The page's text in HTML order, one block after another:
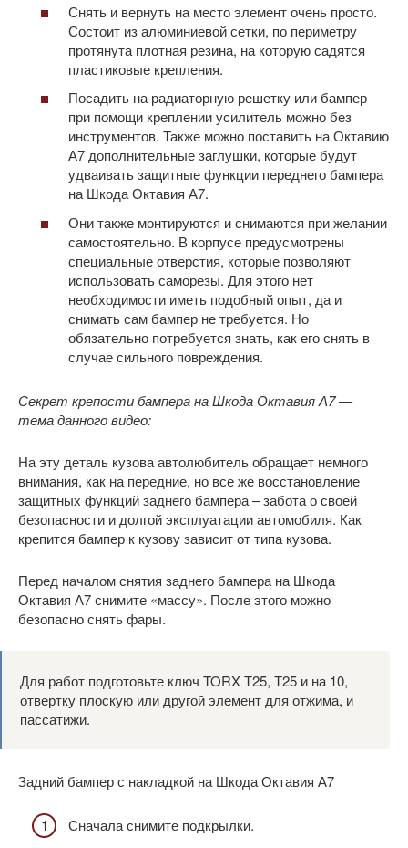
Снять и вернуть на место элемент очень просто.
Состоит из алюминиевой сетки, по периметру
протянута плотная резина, на которую садятся
пластиковые крепления.
Посадить на радиаторную решетку или бампер
при помощи креплении усилитель можно без
инструментов. Также можно поставить на Октавию
А7 дополнительные заглушки, которые будут
удваивать защитные функции переднего бампера
на Шкода Октавия А7.
Они также монтируются и снимаются при желании
самостоятельно. В корпусе предусмотрены
специальные отверстия, которые позволяют
использовать саморезы. Для этого нет
необходимости иметь подобный опыт, да и
снимать сам бампер не требуется. Но
обязательно потребуется знать, как его снять в
случае сильного повреждения.
Секрет крепости бампера на Шкода Октавия А7 —
тема данного видео:
На эту деталь кузова автолюбитель обращает немного
внимания, как на передние, но все же восстановление
защитных функций заднего бампера – забота о своей
безопасности и долгой эксплуатации автомобиля. Как
крепится бампер к кузову зависит от типа кузова.
Перед началом снятия заднего бампера на Шкода
Октавия А7 снимите «массу». После этого можно
безопасно снять фары.
Для работ подготовьте ключ TORX Т25, Т25 и на 10,
отвертку плоскую или другой элемент для отжима, и
пассатижи.
Задний бампер с накладкой на Шкода Октавия А7
Сначала снимите подкрылки.